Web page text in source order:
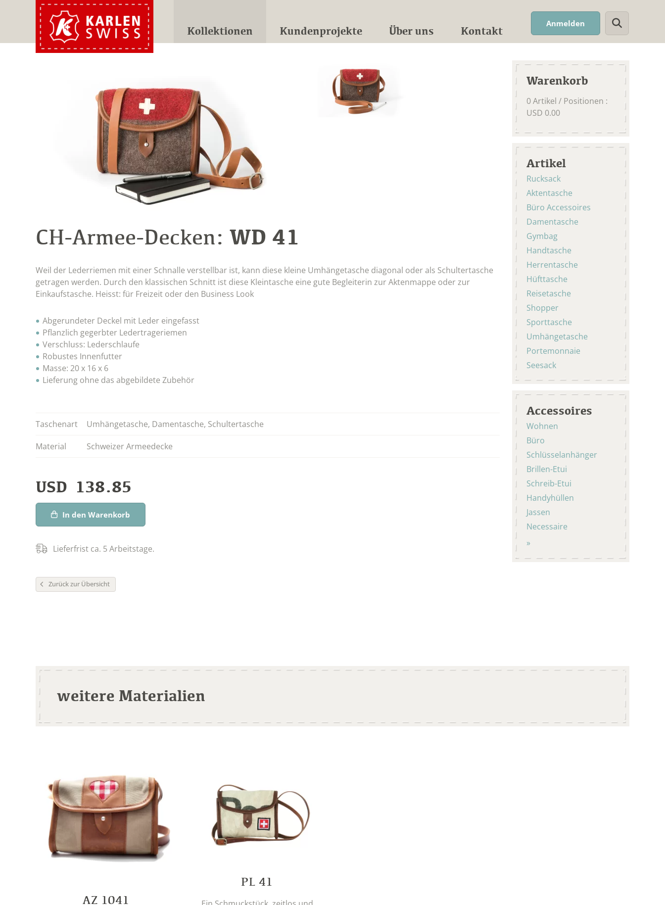
Kollektionen Kundenprojekte Über uns Kontakt
Anmelden Suchwort
Warenkorb
0Artikel / Positionen :
USD 0.00
Artikel
Rucksack
Aktentasche
Büro Accessoires
Damentasche
Gymbag
Handtasche
Herrentasche
Hüfttasche
Reisetasche
Shopper
Sporttasche
Umhängetasche
Portemonnaie
Seesack
Accessoires
Wohnen
Büro
Schlüsselanhänger
Brillen-Etui
Schreib-Etui
Handyhüllen
Jassen
Necessaire
CH-Armee-Decken: WD 41
Weil der Lederriemen mit einer Schnalle verstellbar ist, kann diese kleine Umhängetasche diagonal oder als Schultertasche
getragen werden. Durch den klassischen Schnitt ist diese Kleintasche eine gute Begleiterin zur Aktenmappe oder zur
Einkaufstasche. Heisst: für Freizeit oder den Business Look
Abgerundeter Deckel mit Leder eingefasst
Pflanzlich gegerbter Ledertrageriemen
Verschluss: Lederschlaufe
Robustes Innenfutter
Masse: 20 x 16 x 6
Lieferung ohne das abgebildete Zubehör
Taschenart Umhängetasche, Damentasche, Schultertasche
Material Schweizer Armeedecke
USD 138.85
In den Warenkorb
Lieferfrist ca. 5 Arbeitstage.
Zurück zur Übersicht
weitere Materialien
AZ 1041
PL 41